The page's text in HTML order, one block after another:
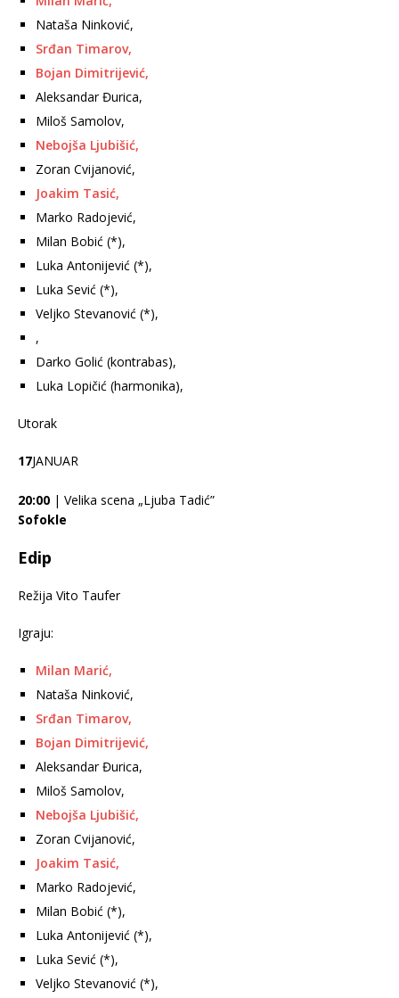
Nataša Ninković,
Srđan Timarov,
Bojan Dimitrijević,
Aleksandar Đurica,
Miloš Samolov,
Nebojša Ljubišić,
Zoran Cvijanović,
Joakim Tasić,
Marko Radojević,
Milan Bobić (*),
Luka Antonijević (*),
Luka Sević (*),
Veljko Stevanović (*),
,
Darko Golić (kontrabas),
Luka Lopičić (harmonika),
Utorak
17JANUAR
20:00 | Velika scena „Ljuba Tadić”
Sofokle
Edip
Režija Vito Taufer
Igraju:
Milan Marić,
Nataša Ninković,
Srđan Timarov,
Bojan Dimitrijević,
Aleksandar Đurica,
Miloš Samolov,
Nebojša Ljubišić,
Zoran Cvijanović,
Joakim Tasić,
Marko Radojević,
Milan Bobić (*),
Luka Antonijević (*),
Luka Sević (*),
Veljko Stevanović (*),